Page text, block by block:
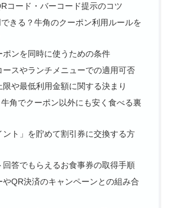
コード・バーコード提示のコツ
きる？牛角のクーポン利用ルールを
ポンを同時に使うための条件
ースやランチメニューでの適用可否
限や最低利用金額に関する決まり
角でクーポン以外にも安く食べる裏
ント」を貯めて割引券に交換する方
回答でもらえるお食事券の取得手順
やQR決済のキャンペーンとの組み合